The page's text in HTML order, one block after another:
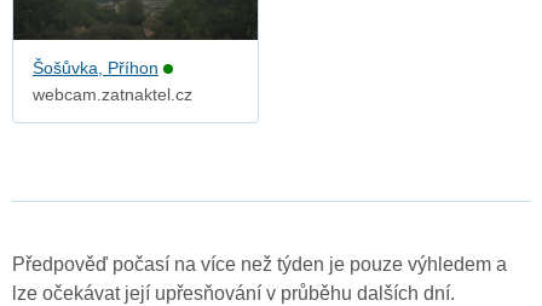
Šošůvka, Příhon
webcam.zatnaktel.cz
Předpověď počasí na více než týden je pouze výhledem a
lze očekávat její upřesňování v průběhu dalších dní.